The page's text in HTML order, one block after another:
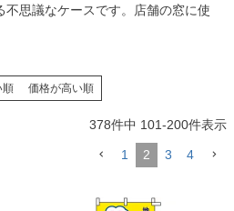
不思議なケースです。店舗の窓に使
順 価格が高い順
378件中 101-200件表示
1 2 3 4